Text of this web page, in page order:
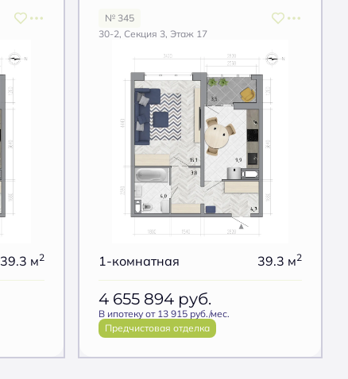
39.3 м2
№ 345
30-2, Секция 3, Этаж 17
1-комнатная 39.3 м2
4 655 894 руб.
В ипотеку от 13 915 руб./мес.
Предчистовая отделка